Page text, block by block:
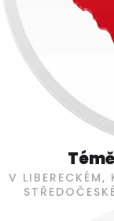
V LIBERECKÉM,